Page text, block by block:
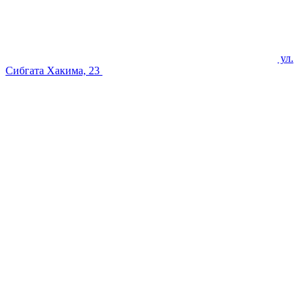
ул.
Сибгата Хакима, 23